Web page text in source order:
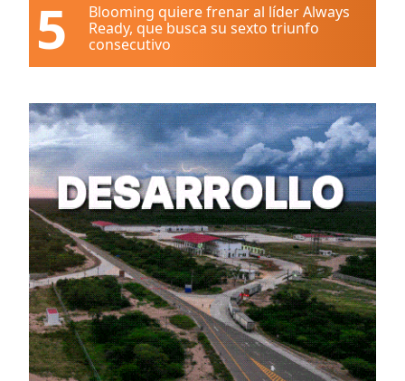
5
Blooming quiere frenar al líder Always
Ready, que busca su sexto triunfo
consecutivo